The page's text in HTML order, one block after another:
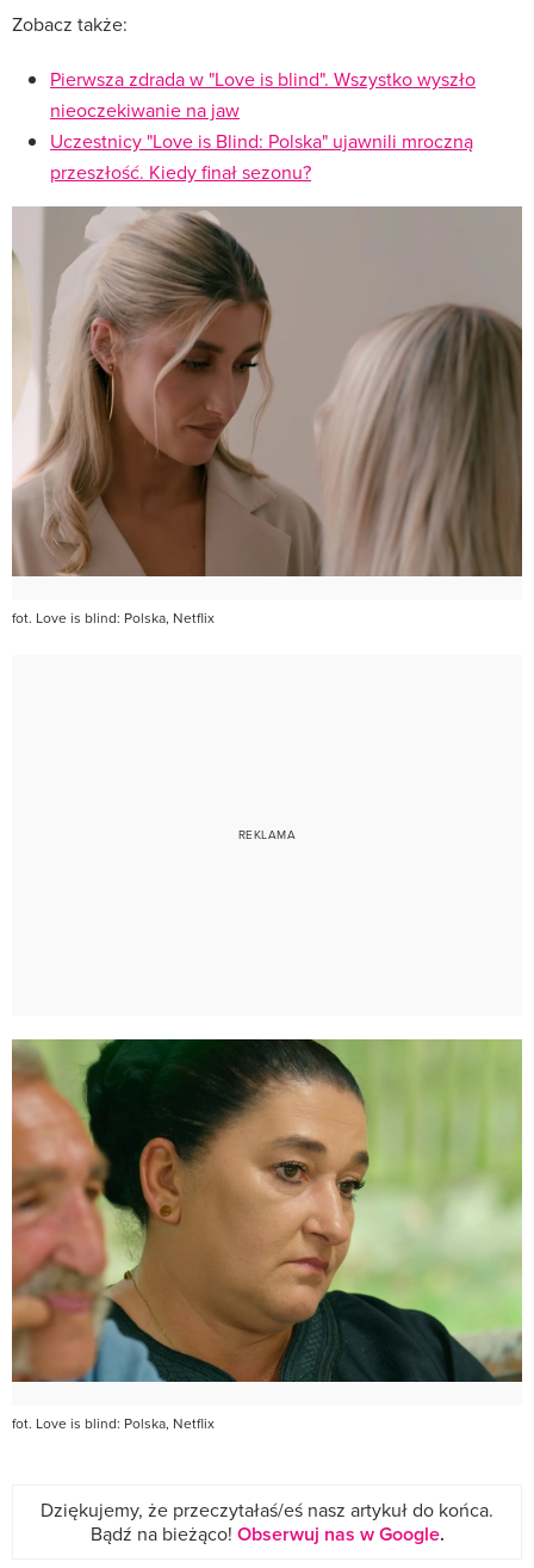
Zobacz także:
Pierwsza zdrada w "Love is blind". Wszystko wyszło
nieoczekiwanie na jaw
Uczestnicy "Love is Blind: Polska" ujawnili mroczną
przeszłość. Kiedy finał sezonu?
fot. Love is blind: Polska, Netflix
fot. Love is blind: Polska, Netflix
Dziękujemy, że przeczytałaś/eś nasz artykuł do końca.
Bądź na bieżąco! Obserwuj nas w Google.